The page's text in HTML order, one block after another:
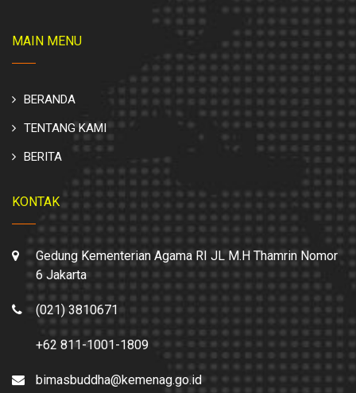
MAIN MENU
BERANDA
TENTANG KAMI
BERITA
KONTAK
Gedung Kementerian Agama RI JL M.H Thamrin Nomor
6 Jakarta
(021) 3810671
+62 811-1001-1809
bimasbuddha@kemenag.go.id